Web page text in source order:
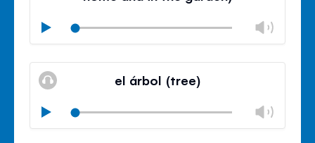
Play
Mute
Close
el árbol (tree)
Play